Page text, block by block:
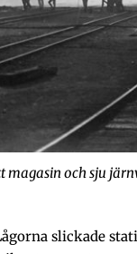
magasin och sju
slickade